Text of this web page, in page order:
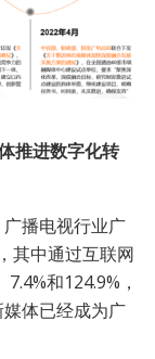
推进数字化转
播电视行业广
其中通过互联网
和124.9%，
体已经成为广